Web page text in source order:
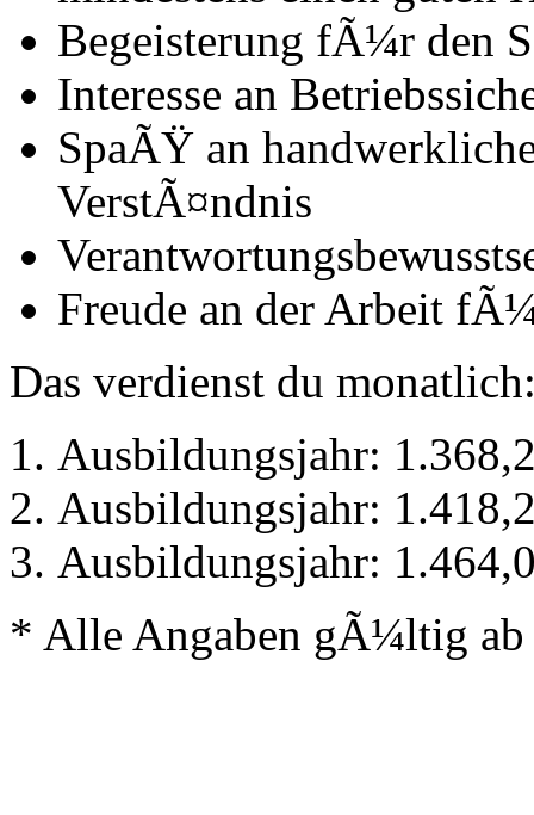
Begeisterung fÃ¼r den
Interesse an
SpaÃŸ an
VerstÃ¤ndnis
Freude an der Arbeit
Das verdienst du
Ausbildungsjahr:
Ausbildungsjahr:
Ausbildungsjahr:
* Alle Angaben gÃ¼ltig